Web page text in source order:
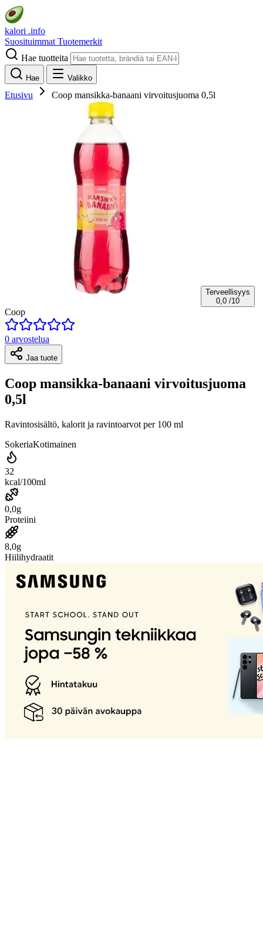
kalori .info
Suosituimmat Tuotemerkit
Hae tuotteita
Hae Valikko
Etusivu Coop mansikka-banaani virvoitusjuoma 0,5l
Terveellisyys
0,0 /10
Coop
0 arvostelua
Jaa tuote
Coop mansikka-banaani virvoitusjuoma
0,5l
Ravintosisältö, kalorit ja ravintoarvot per 100 ml
SokeriaKotimainen
32
kcal/100ml
0,0g
Proteiini
8,0g
Hiilihydraatit